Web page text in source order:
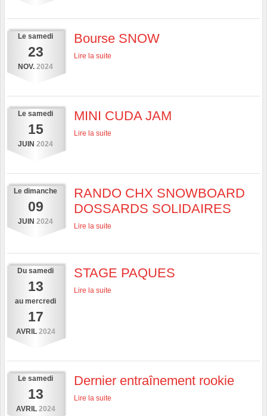
Le samedi
23
NOV. 2024
Bourse SNOW
Lire la suite
Le samedi
15
JUIN 2024
MINI CUDA JAM
Lire la suite
Le dimanche
09
JUIN 2024
RANDO CHX SNOWBOARD
DOSSARDS SOLIDAIRES
Lire la suite
Du samedi
13
au mercredi
17
AVRIL 2024
STAGE PAQUES
Lire la suite
Le samedi
13
AVRIL 2024
Dernier entraînement rookie
Lire la suite